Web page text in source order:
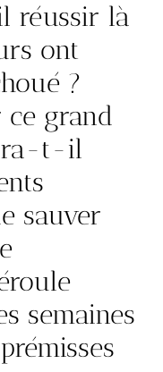
réussir là
ont
?
grand
t-il
sauver
semaines